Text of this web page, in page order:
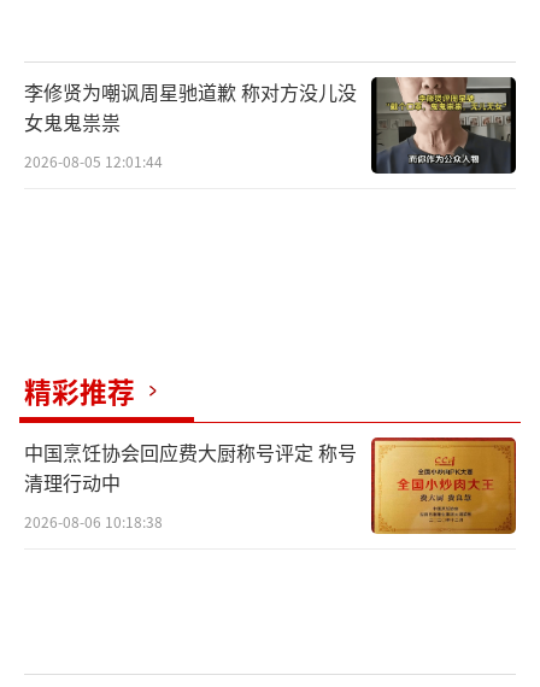
虞书欣在小兰花东方青苍的双人立牌前合
影留念。
李修贤为嘲讽周星驰道歉 称对方没儿没
女鬼鬼祟祟
2026-08-05 12:01:44
精彩推荐
中国烹饪协会回应费大厨称号评定 称号
清理行动中
2026-08-06 10:18:38